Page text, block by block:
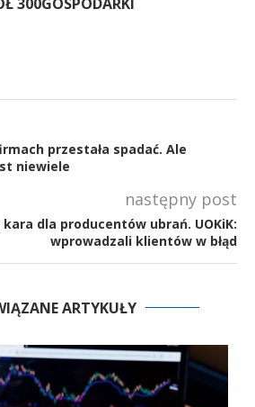
przestała spadać. Ale
niewiele
następny post
dla producentów ubrań. UOKiK:
wprowadzali klientów w błąd
ARTYKUŁY